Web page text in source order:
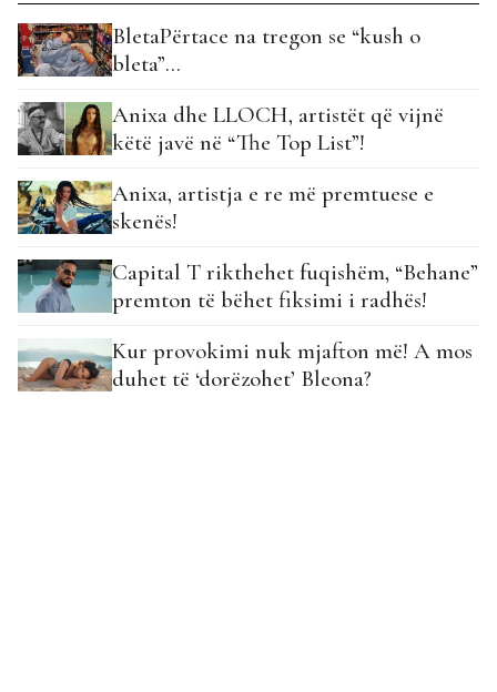
BletaPërtace na tregon se “kush o
bleta”…
Anixa dhe LLOCH, artistët që vijnë
këtë javë në “The Top List”!
Anixa, artistja e re më premtuese e
skenës!
Capital T rikthehet fuqishëm, “Behane”
premton të bëhet fiksimi i radhës!
Kur provokimi nuk mjafton më! A mos
duhet të ‘dorëzohet’ Bleona?